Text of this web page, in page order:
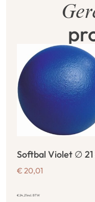
Softbal Violet ∅ 21
€ 20,01
€24,21incl. BTW